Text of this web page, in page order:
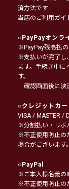
済方法です
当店のご利用ガ
○PayPayオンラ
※PayPay残高払の
※支払いが完了し
ます。手続き中
す。
確認画面後に決
○クレジットカ
VISA / MASTER /
※分割払い・リボ
※不正使用防止の
場合がございます。
○PayPal
※ご本人様名義の
※不正使用防止の